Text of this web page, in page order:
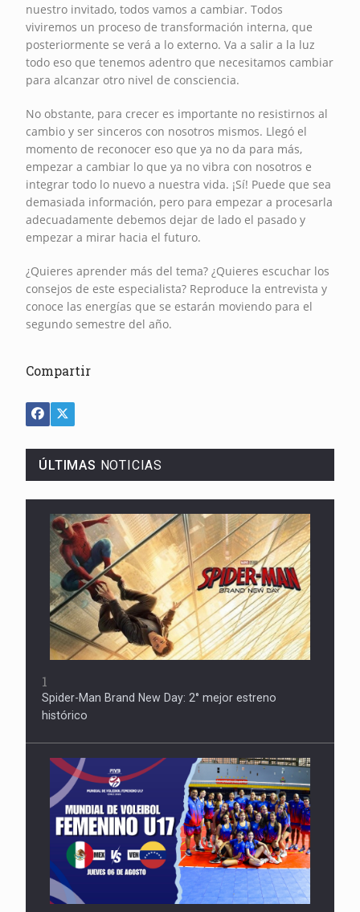
nuestro invitado, todos vamos a cambiar. Todos
viviremos un proceso de transformación interna, que
posteriormente se verá a lo externo. Va a salir a la luz
todo eso que tenemos adentro que necesitamos cambiar
para alcanzar otro nivel de consciencia.
No obstante, para crecer es importante no resistirnos al
cambio y ser sinceros con nosotros mismos. Llegó el
momento de reconocer eso que ya no da para más,
empezar a cambiar lo que ya no vibra con nosotros e
integrar todo lo nuevo a nuestra vida. ¡Sí! Puede que sea
demasiada información, pero para empezar a procesarla
adecuadamente debemos dejar de lado el pasado y
empezar a mirar hacia el futuro.
¿Quieres aprender más del tema? ¿Quieres escuchar los
consejos de este especialista? Reproduce la entrevista y
conoce las energías que se estarán moviendo para el
segundo semestre del año.
Compartir
ÚLTIMAS NOTICIAS
1
Spider-Man Brand New Day: 2° mejor estreno
histórico